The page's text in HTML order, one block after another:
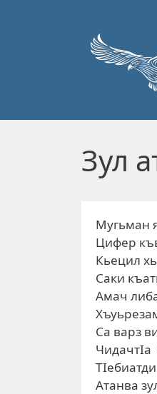
Зул
Мугьман
Цифер
Кьецил
Саки
Амач
Са варз
ЧидачтIа
Атанва